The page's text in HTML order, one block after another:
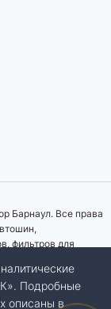
Барнаул. Все права
фильтров для
о товарах, их
ни при каких
положениями
Подробные
описаны в